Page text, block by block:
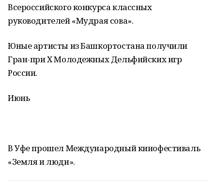
Всероссийского конкурса классных
руководителей «Мудрая сова».
Юные артисты из Башкортостана получили
Гран-при Х Молодежных Дельфийских игр
России.
Июнь
В Уфе прошел Международный кинофестиваль
«Земля и люди».